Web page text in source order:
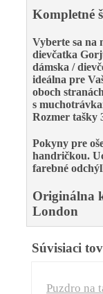
Kompletné
Vyberte sa na
dievčatka
dámska /
ideálna pre
oboch stranách
s
Rozmer tašky
Pokyny pre
handričkou.
farebné
Originálna
London
Súvisiaci
Puzdro na